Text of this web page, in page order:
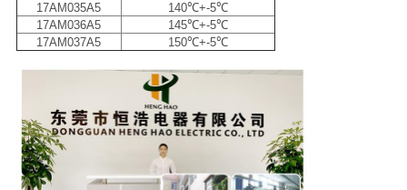
17AM035A5
140℃+-5℃
17AM036A5
145℃+-5℃
17AM037A5
150℃+-5℃